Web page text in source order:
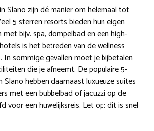
Slano zijn dé manier om helemaal tot
5 sterren resorts bieden hun eigen
bijv. spa, dompelbad en een high-
is het betreden van de wellness
In sommige gevallen moet je bijbetalen
die je afneemt. De populaire 5-
Slano hebben daarnaast luxueuze suites
met een bubbelbad of jacuzzi op de
voor een huwelijksreis. Let op: dit is snel